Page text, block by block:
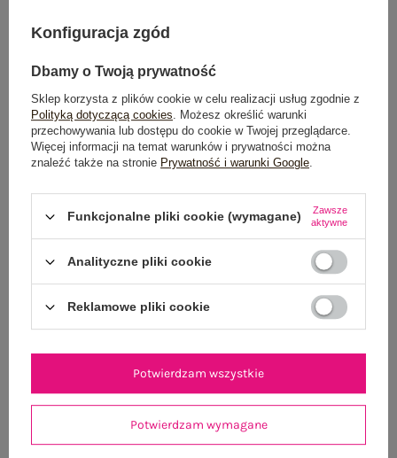
Produkt niedostępny
OPIS PRODUKTU
WYSYŁKA I DOSTAWA
ZWROTY I REKLAMACJE
Konfiguracja zgód
Dbamy o Twoją prywatność
Sklep korzysta z plików cookie w celu realizacji usług zgodnie z
Polityką dotyczącą cookies. Możesz określić warunki
przechowywania lub dostępu do cookie w Twojej przeglądarce.
Więcej informacji na temat warunków i prywatności można
znaleźć także na stronie Prywatność i warunki Google.
Funkcjonalne pliki cookie (wymagane)
Zawsze
aktywne
Analityczne pliki cookie
Reklamowe pliki cookie
Potwierdzam wymagane
Potwierdzam wszystkie